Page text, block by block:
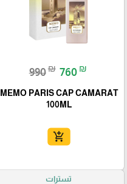
990₪ 760 ₪
MEMO PARIS CAP CAMARAT
100ML
add_shopping_cart
تسترات